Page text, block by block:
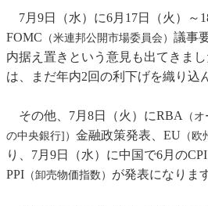
7月9日（水）に6月17日（火）～
FOMC （米連邦公開市場委員会） 議事
内据え置きという意見も出てきま
は、まだ年内2回の利下げを織り込
その他、7月8日（火）にRBA
（
の中央銀行]） 金融政策発表、EU （欧
り、7月9日（水）に中国で6月のCPI
PPI （卸売物価指数） が発表になりま